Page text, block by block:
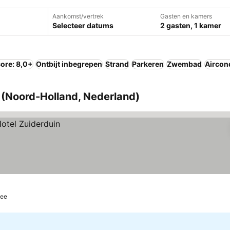
Aankomst/vertrek
Selecteer datums
Gasten en kamers
2 gasten, 1 kamer
8,0+ Ontbijt inbegrepen Strand Parkeren Zwembad
Holland, Nederland)